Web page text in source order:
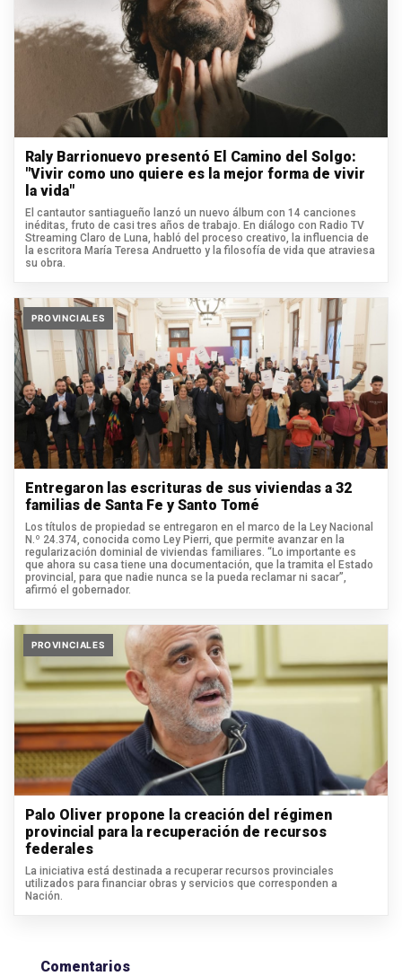
Raly Barrionuevo presentó El Camino del Solgo:
"Vivir como uno quiere es la mejor forma de vivir
la vida"
El cantautor santiagueño lanzó un nuevo álbum con 14 canciones
inéditas, fruto de casi tres años de trabajo. En diálogo con Radio TV
Streaming Claro de Luna, habló del proceso creativo, la influencia de
la escritora María Teresa Andruetto y la filosofía de vida que atraviesa
su obra.
PROVINCIALES
Entregaron las escrituras de sus viviendas a 32
familias de Santa Fe y Santo Tomé
Los títulos de propiedad se entregaron en el marco de la Ley Nacional
N.º 24.374, conocida como Ley Pierri, que permite avanzar en la
regularización dominial de viviendas familiares. “Lo importante es
que ahora su casa tiene una documentación, que la tramita el Estado
provincial, para que nadie nunca se la pueda reclamar ni sacar”,
afirmó el gobernador.
PROVINCIALES
Palo Oliver propone la creación del régimen
provincial para la recuperación de recursos
federales
La iniciativa está destinada a recuperar recursos provinciales
utilizados para financiar obras y servicios que corresponden a
Nación.
Comentarios